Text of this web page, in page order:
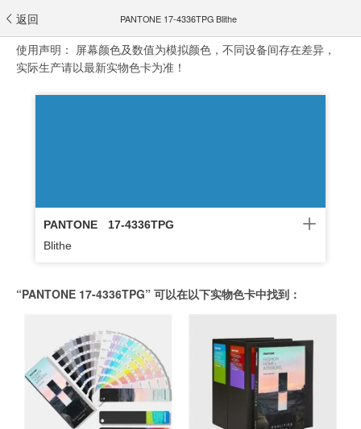
返回 PANTONE 17-4336TPG Blithe
使用声明： 屏幕颜色及数值为模拟颜色，不同设备间存在差异，
实际生产请以最新实物色卡为准！
PANTONE
17-4336TPG
Blithe
“PANTONE 17-4336TPG” 可以在以下实物色卡中找到：